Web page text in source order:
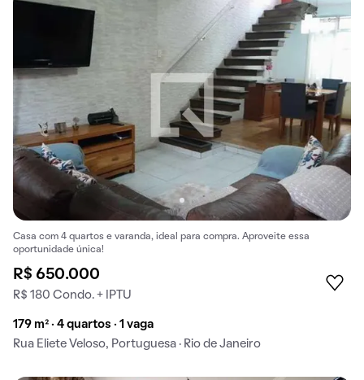
Casa com 4 quartos e varanda, ideal para compra. Aproveite essa
oportunidade única!
R$ 650.000
R$ 180 Condo. + IPTU
179 m² · 4 quartos · 1 vaga
Rua Eliete Veloso, Portuguesa · Rio de Janeiro